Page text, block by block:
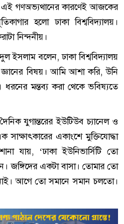
গণঅভ্যথানের কারণেই আজকের
হলো ঢাকা বিশ্ববিদ্যালয়।
নিন্দনীয়।
বলেন, ঢাকা বিশ্ববিদ্যালয়
জ্ঞানের বিষয়। আমি আশা করি, উনি
ধরনের মন্তব্য করা থেকে ভবিষ্যতে
যুগান্তরের ইউটিউব চ্যানেল ও
একাংশে মুক্তিযোদ্ধা
যায়, ‘ঢাকা ইউনিভার্সিটি তো
জঙ্গিদের একটা বাসা। তোমার তো
আগে তো সমানে সমান চলতো।